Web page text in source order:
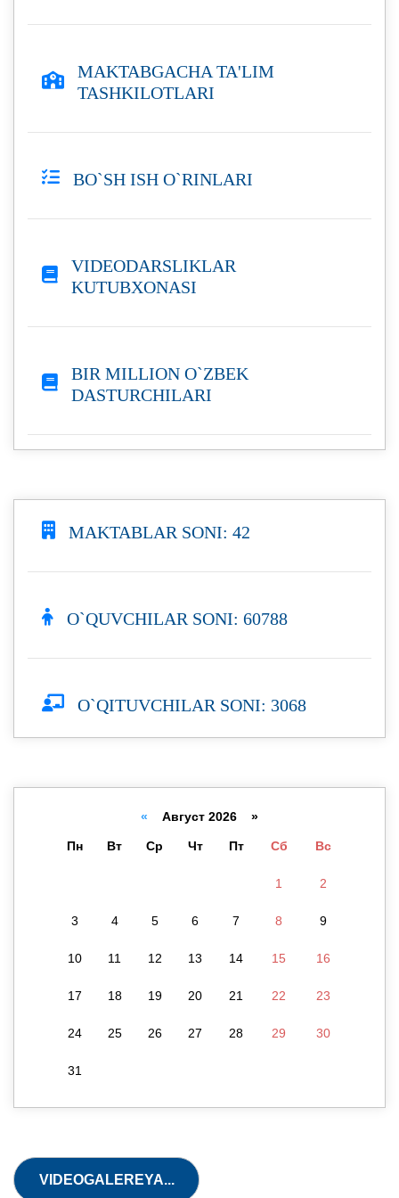
MAKTABGACHA TA'LIM
TASHKILOTLARI
BO`SH ISH O`RINLARI
VIDEODARSLIKLAR
KUTUBXONASI
BIR MILLION O`ZBEK
DASTURCHILARI
MAKTABLAR SONI: 42
O`QUVCHILAR SONI: 60788
O`QITUVCHILAR SONI: 3068
« Август 2026 »
Пн Вт Ср Чт Пт Сб Вс
1 2
3 4 5 6 7 8 9
10 11 12 13 14 15 16
17 18 19 20 21 22 23
24 25 26 27 28 29 30
31
VIDEOGALEREYA...
Yunusobod